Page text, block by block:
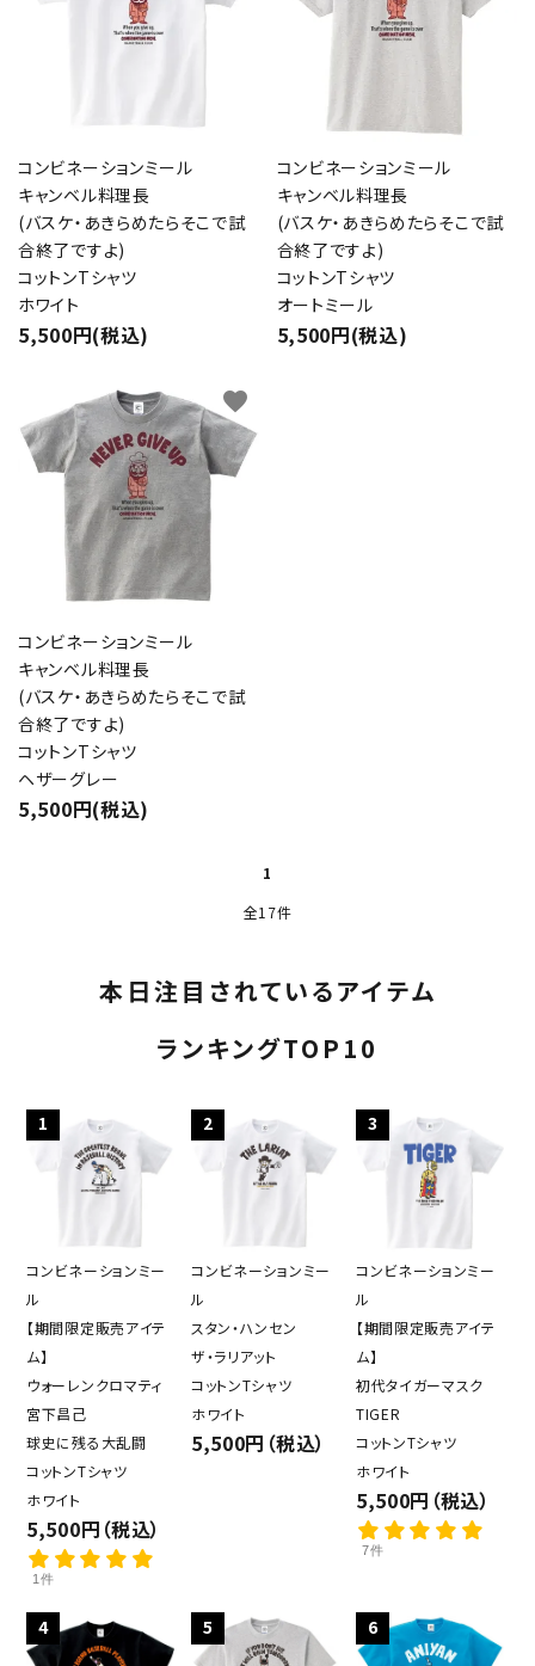
コンビネーションミール
キャンベル料理長
(バスケ・あきらめたらそこで試
合終了ですよ)
コットンTシャツ
ホワイト
5,500円(税込)
コンビネーションミール
キャンベル料理長
(バスケ・あきらめたらそこで試
合終了ですよ)
コットンTシャツ
オートミール
5,500円(税込)
コンビネーションミール
キャンベル料理長
(バスケ・あきらめたらそこで試
合終了ですよ)
コットンTシャツ
ヘザーグレー
5,500円(税込)
favorite
1
全17件
検索する
本日注目されているアイテム
ランキングTOP10
1
コンビネーションミー
ル
【期間限定販売アイテ
ム】
ウォーレンクロマティ
宮下昌己
球史に残る大乱闘
コットンTシャツ
ホワイト
5,500円（税込）
1件
2
コンビネーションミー
ル
スタン・ハンセン
ザ・ラリアット
コットンTシャツ
ホワイト
5,500円（税込）
3
コンビネーションミー
ル
【期間限定販売アイテ
ム】
初代タイガーマスク
TIGER
コットンTシャツ
ホワイト
5,500円（税込）
7件
4 5 6